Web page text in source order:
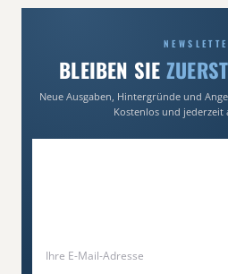
BLEIBEN SIE
Neue Ausgaben, Hintergründe und
Kostenlos und jederzeit